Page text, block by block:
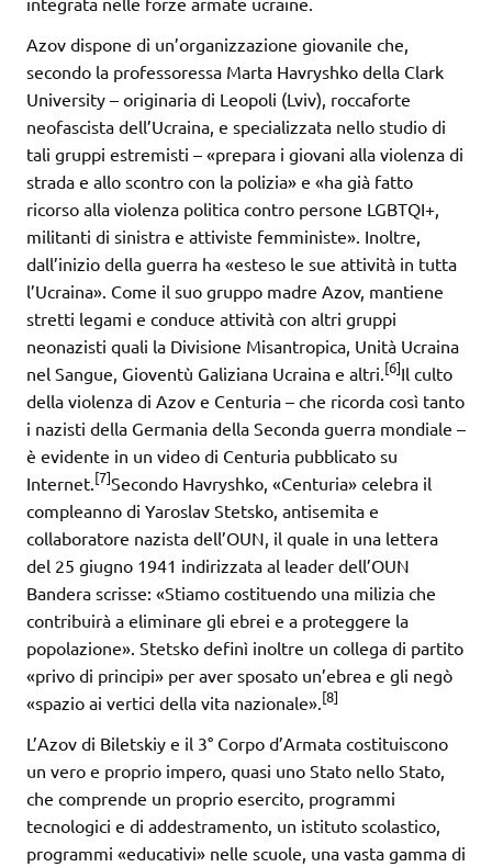
Azov dispone di un’organizzazione giovanile che,
secondo la professoressa Marta Havryshko della Clark
University – originaria di Leopoli (Lviv), roccaforte
neofascista dell’Ucraina, e specializzata nello studio di
tali gruppi estremisti – «prepara i giovani alla violenza di
strada e allo scontro con la polizia» e «ha già fatto
ricorso alla violenza politica contro persone LGBTQI+,
militanti di sinistra e attiviste femministe». Inoltre,
dall’inizio della guerra ha «esteso le sue attività in tutta
l’Ucraina». Come il suo gruppo madre Azov, mantiene
stretti legami e conduce attività con altri gruppi
neonazisti quali la Divisione Misantropica, Unità Ucraina
nel Sangue, Gioventù Galiziana Ucraina e altri. [6]Il culto
della violenza di Azov e Centuria – che ricorda così tanto
i nazisti della Germania della Seconda guerra mondiale –
è evidente in un video di Centuria pubblicato su
Internet. [7]Secondo Havryshko, «Centuria» celebra il
compleanno di Yaroslav Stetsko, antisemita e
collaboratore nazista dell’OUN, il quale in una lettera
del 25 giugno 1941 indirizzata al leader dell’OUN
Bandera scrisse: «Stiamo costituendo una milizia che
contribuirà a eliminare gli ebrei e a proteggere la
popolazione». Stetsko definì inoltre un collega di partito
«privo di principi» per aver sposato un’ebrea e gli negò
«spazio ai vertici della vita nazionale». [8]
L’Azov di Biletskiy e il 3° Corpo d’Armata costituiscono
un vero e proprio impero, quasi uno Stato nello Stato,
che comprende un proprio esercito, programmi
tecnologici e di addestramento, un istituto scolastico,
programmi «educativi» nelle scuole, una vasta gamma di